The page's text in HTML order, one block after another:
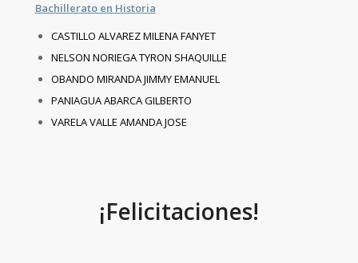
Bachillerato en Historia
CASTILLO ALVAREZ MILENA FANYET
NELSON NORIEGA TYRON SHAQUILLE
OBANDO MIRANDA JIMMY EMANUEL
PANIAGUA ABARCA GILBERTO
VARELA VALLE AMANDA JOSE
¡Felicitaciones!